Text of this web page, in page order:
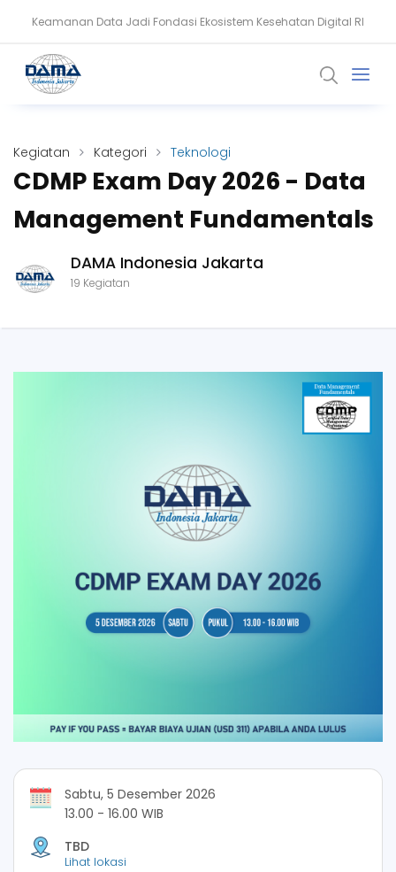
Keamanan Data Jadi Fondasi Ekosistem Kesehatan Digital RI
Setiaji: Masa Depan Healthcare Dibangun dari Kepercayaan dan
Kegiatan Kategori Teknologi
CDMP Exam Day 2026 - Data
Management Fundamentals
DAMA Indonesia Jakarta
19 Kegiatan
Sabtu, 5 Desember 2026
13.00 - 16.00 WIB
TBD
Lihat lokasi